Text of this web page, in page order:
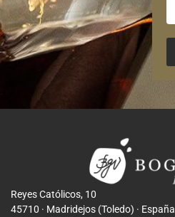
Reyes Católicos, 10
45710 · Madridejos (Toledo) · España